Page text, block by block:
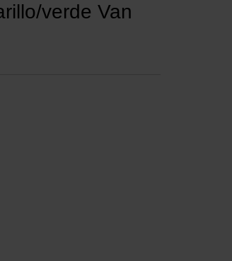
verde Van